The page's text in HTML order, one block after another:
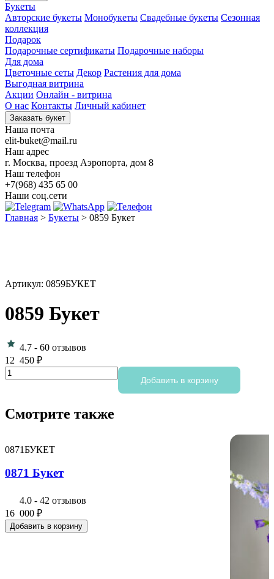
Букеты
Авторские букеты Монобукеты Свадебные букеты Сезонная
коллекция
Подарок
Подарочные сертификаты Подарочные наборы
Для дома
Цветочные сеты Декор Растения для дома
Выгодная витрина
Акции Онлайн - витрина
О нас Контакты Личный кабинет
Заказать букет
Наша почта
elit-buket@mail.ru
Наш адрес
г. Москва, проезд Аэропорта, дом 8
Наш телефон
+7(968) 435 65 00
Наши соц.сети
Главная > Букеты > 0859 Букет
Артикул: 0859БУКЕТ
0859 Букет
4.7 - 60 отзывов
12 450 ₽
Количество
товара
Добавить в корзину
Смотрите также
0871БУКЕТ
0871 Букет
4.0 - 42 отзывов
16 000 ₽
Добавить в корзину